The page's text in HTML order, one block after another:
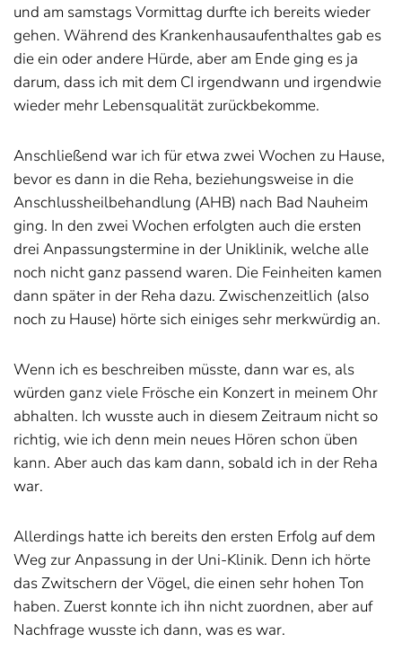
und am samstags Vormittag durfte ich bereits wieder
gehen. Während des Krankenhausaufenthaltes gab es
die ein oder andere Hürde, aber am Ende ging es ja
darum, dass ich mit dem CI irgendwann und irgendwie
wieder mehr Lebensqualität zurückbekomme.
Anschließend war ich für etwa zwei Wochen zu Hause,
bevor es dann in die Reha, beziehungsweise in die
Anschlussheilbehandlung (AHB) nach Bad Nauheim
ging. In den zwei Wochen erfolgten auch die ersten
drei Anpassungstermine in der Uniklinik, welche alle
noch nicht ganz passend waren. Die Feinheiten kamen
dann später in der Reha dazu. Zwischenzeitlich (also
noch zu Hause) hörte sich einiges sehr merkwürdig an.
Wenn ich es beschreiben müsste, dann war es, als
würden ganz viele Frösche ein Konzert in meinem Ohr
abhalten. Ich wusste auch in diesem Zeitraum nicht so
richtig, wie ich denn mein neues Hören schon üben
kann. Aber auch das kam dann, sobald ich in der Reha
war.
Allerdings hatte ich bereits den ersten Erfolg auf dem
Weg zur Anpassung in der Uni-Klinik. Denn ich hörte
das Zwitschern der Vögel, die einen sehr hohen Ton
haben. Zuerst konnte ich ihn nicht zuordnen, aber auf
Nachfrage wusste ich dann, was es war.